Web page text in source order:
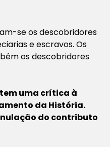
se os descobridores
e escravos. Os
os descobridores
uma crítica à
da História.
do contributo